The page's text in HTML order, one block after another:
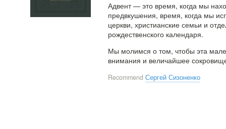
Адвент — это время, когда мы
предвкушения, время, когда мы
церкви, христианские семьи и
рождественского календаря.
Мы молимся о том, чтобы эта
внимания и величайшее
Recommend Сергей Сизоненко